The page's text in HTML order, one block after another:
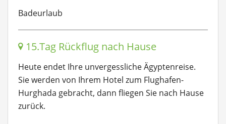
Badeurlaub
15.Tag Rückflug nach Hause
Heute endet Ihre unvergessliche Ägyptenreise.
Sie werden von Ihrem Hotel zum Flughafen-
Hurghada gebracht, dann fliegen Sie nach Hause
zurück.